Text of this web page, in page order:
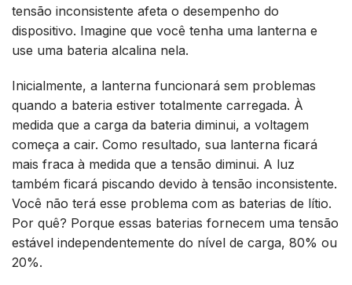
tensão inconsistente afeta o desempenho do
dispositivo. Imagine que você tenha uma lanterna e
use uma bateria alcalina nela.
Inicialmente, a lanterna funcionará sem problemas
quando a bateria estiver totalmente carregada. À
medida que a carga da bateria diminui, a voltagem
começa a cair. Como resultado, sua lanterna ficará
mais fraca à medida que a tensão diminui. A luz
também ficará piscando devido à tensão inconsistente.
Você não terá esse problema com as baterias de lítio.
Por quê? Porque essas baterias fornecem uma tensão
estável independentemente do nível de carga, 80% ou
20%.